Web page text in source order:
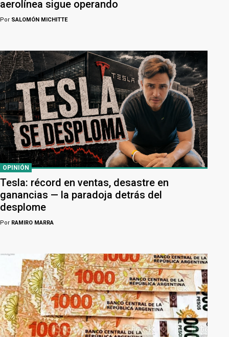
aerolínea sigue operando
Por SALOMÓN MICHITTE
OPINIÓN
Tesla: récord en ventas, desastre en
ganancias — la paradoja detrás del
desplome
Por RAMIRO MARRA